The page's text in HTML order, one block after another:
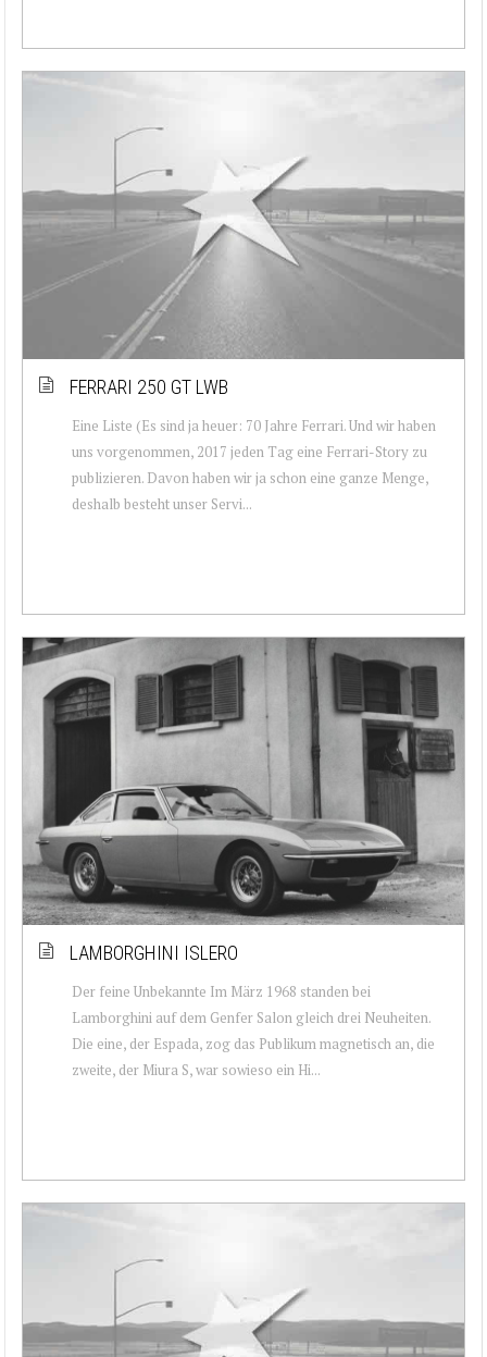
FERRARI 250 GT LWB
Eine Liste (Es sind ja heuer: 70 Jahre Ferrari. Und wir haben
uns vorgenommen, 2017 jeden Tag eine Ferrari-Story zu
publizieren. Davon haben wir ja schon eine ganze Menge,
deshalb besteht unser Servi...
LAMBORGHINI ISLERO
Der feine Unbekannte Im März 1968 standen bei
Lamborghini auf dem Genfer Salon gleich drei Neuheiten.
Die eine, der Espada, zog das Publikum magnetisch an, die
zweite, der Miura S, war sowieso ein Hi...